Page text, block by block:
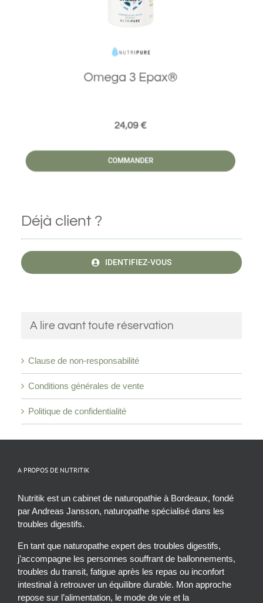
Déjà client ?
IDENTIFIEZ-VOUS
A lire avant toute réservation
Clause de non-responsabilité
Conditions générales de vente
Politique de confidentialité
A PROPOS DE NUTRITIK
Nutritik est un cabinet de naturopathie à Bordeaux, fondé
par Andreas Jansson, naturopathe spécialisé dans les
troubles digestifs.
En tant que naturopathe expert des troubles digestifs,
j’accompagne les personnes souffrant de ballonnements,
troubles du transit, fatigue après les repas ou inconfort
intestinal à retrouver un équilibre durable. Mon approche
repose sur l’alimentation, le mode de vie et la